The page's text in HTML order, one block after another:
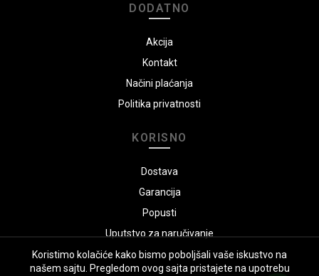
DODATNO
Akcija
Kontakt
Načini plaćanja
Politika privatnosti
KORISNO
Dostava
Garancija
Popusti
Uputstvo za naručivanje
Koristimo kolačiće kako bismo poboljšali vaše iskustvo na
našem sajtu. Pregledom ovog sajta pristajete na upotrebu